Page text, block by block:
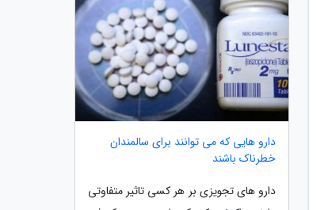
دارو هایی که می توانند برای سالمندان
خطرناک باشند
دارو های تجویزی بر هر کسی تاثیر متفاوتی